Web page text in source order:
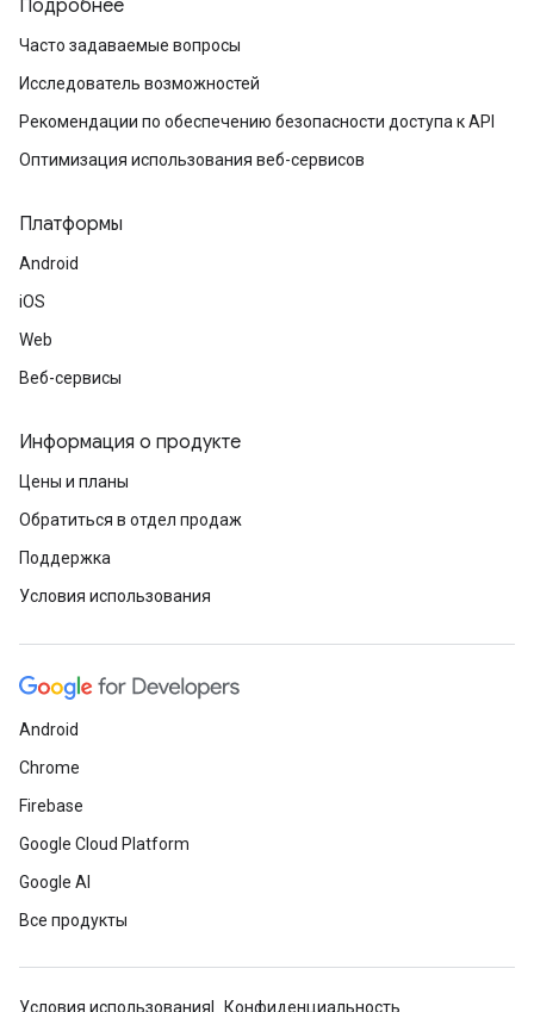
Подробнее
Часто задаваемые вопросы
Исследователь возможностей
Рекомендации по обеспечению безопасности доступа к API
Оптимизация использования веб-сервисов
Платформы
Android
iOS
Web
Веб-сервисы
Информация о продукте
Цены и планы
Обратиться в отдел продаж
Поддержка
Условия использования
Android
Chrome
Firebase
Google Cloud Platform
Google AI
Все продукты
Условия использования Конфиденциальность